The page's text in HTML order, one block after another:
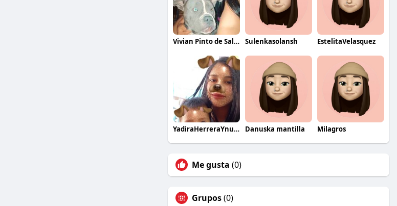
Vivian Pinto de Saldaña Sulenkasolansh EstelitaVelasquez
YadiraHerreraYnuma Danuska mantilla Milagros
Me gusta (0)
Grupos(0)